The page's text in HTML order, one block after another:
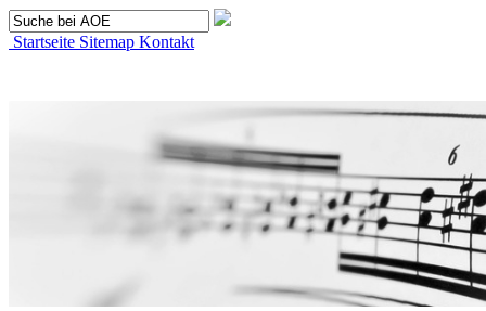
Startseite Sitemap Kontakt